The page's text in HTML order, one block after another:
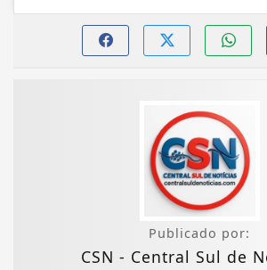
Publicado por:
CSN - Central Sul de